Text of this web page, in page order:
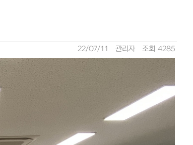
22/07/11 관리자 조회 4285